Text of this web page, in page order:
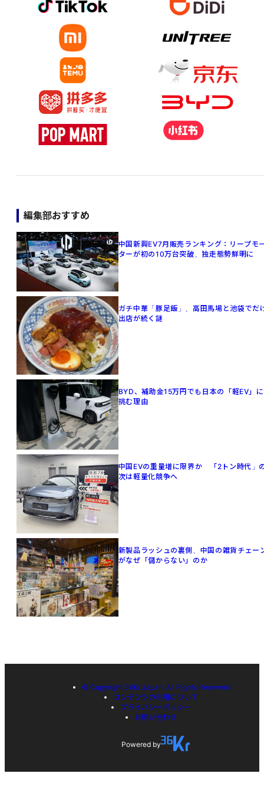
編集部おすすめ
中国新興EV7月販売ランキング：リープモ
ターが初の10万台突破、独走態勢鮮明に
ガチ中華「豚足飯」、高田馬場と池袋でだ
出店が続く謎
BYD、補助金15万円でも日本の「軽EV」に
挑む理由
中国EVの重量増に限界か 「2トン時代」
次は軽量化競争へ
新製品ラッシュの裏側、中国の雑貨チェー
がなぜ「儲からない」のか
© Copyright 36Kr Japan, All Rights Reserved
コンテンツの利用について
プライバシーポリシー
お問い合わせ
Powered by